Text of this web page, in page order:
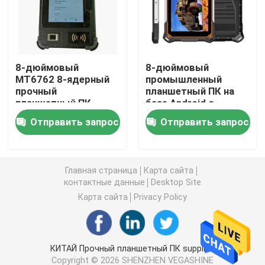
Брандмауэр ПК
ПК OPS мини
двойной ПК lan мини
ПК для майнинга криптовалют
мини материнская плата itx
3,5- и 4-дюймовая материнская плата
8-дюймовый
MT6762 8-ядерный
прочный
планшетный ПК
Android с портом
RJ45 RS232 SMA и
сканером штрих-
Отправить запрос
8-дюймовый
промышленный
планшетный ПК на
базе Android с
десятиядерным
ядром 4G LTE,
защищенный
10000 мАч IP68
Отправить запрос
Главная страница
Карта сайта
контактные данные
Desktop Site
Карта сайта
Privacy Policy
КИТАЙ Прочный планшетный ПК supplier.
Copyright © 2026 SHENZHEN VEGASHINE